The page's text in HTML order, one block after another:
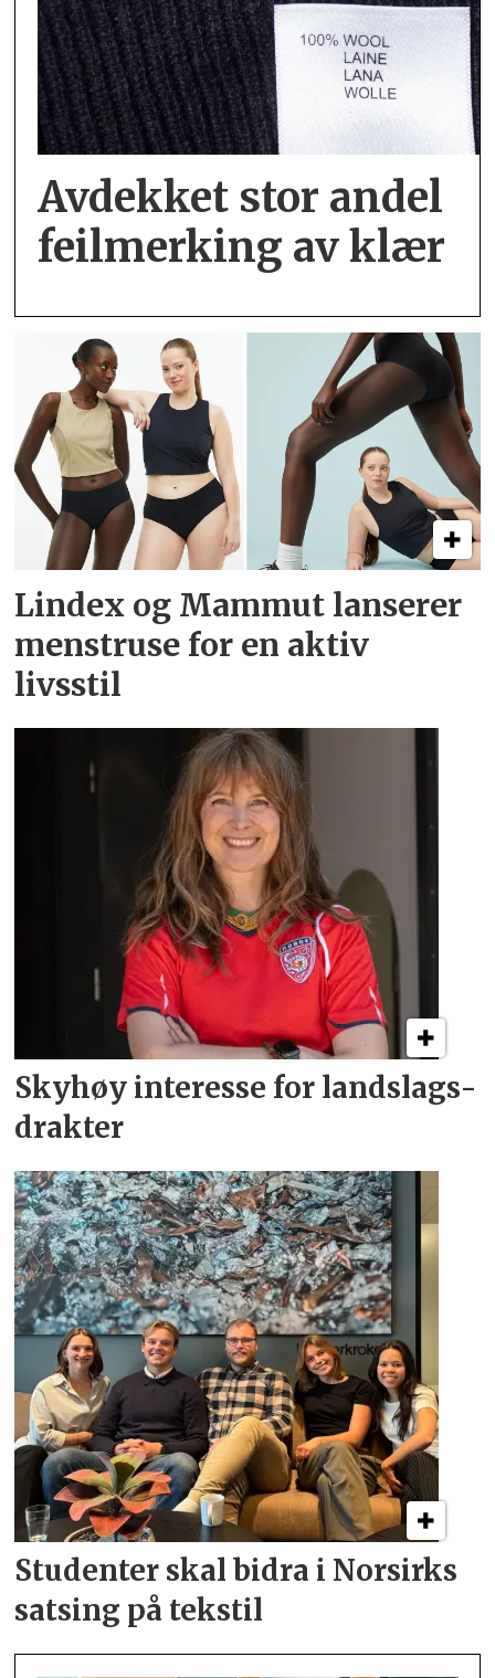
Avdekket stor andel
feil­merking av klær
Lindex og Mammut lanserer
menstruse for en aktiv
livsstil
Skyhøy interesse for landslags­
drakter
Studenter skal bidra i Norsirks
satsing på tekstil